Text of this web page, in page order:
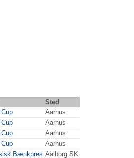
Sted
Cup
Aarhus
Cup
Aarhus
Cup
Aarhus
Cup
Aarhus
Bænkpres Aalborg SK